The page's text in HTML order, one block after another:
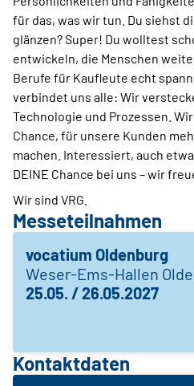
für das, was wir tun. Du siehst
glänzen? Super! Du wolltest
entwickeln, die Menschen
Berufe für Kaufleute echt
verbindet uns alle: Wir
Technologie und Prozessen.
Chance, für unsere Kunden
machen. Interessiert, auch
DEINE Chance bei uns – wir
Wir sind VRG.
Messeteilnahmen
vocatium Oldenburg
Weser-Ems-Hallen
25.05. / 26.05.2027
Kontaktdaten